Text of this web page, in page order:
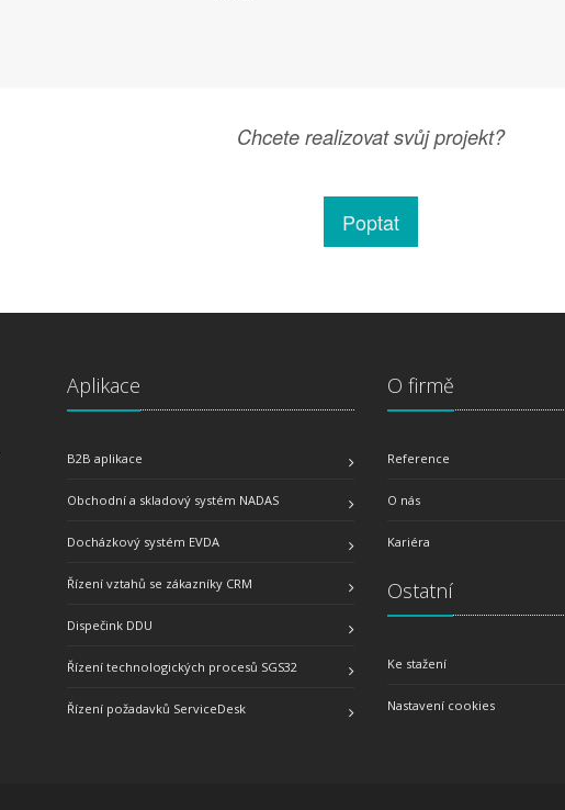
Chcete realizovat svůj projekt?
Poptat
Aplikace
B2B aplikace
Obchodní a skladový systém NADAS
Docházkový systém EVDA
Řízení vztahů se zákazníky CRM
Dispečink DDU
Řízení technologických procesů SGS32
Řízení požadavků ServiceDesk
O firmě
Reference
O nás
Kariéra
Ostatní
Ke stažení
Nastavení cookies